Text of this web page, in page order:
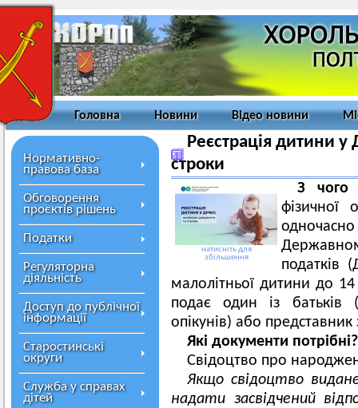
Головна Новини Відео новини
Нормативно-
правова база
Обговорення
проєктів рішень
Податки
Регуляторна
діяльність
Доступ до публічної
інформації
Старостинські
округи
Служба у справах
дітей
Реєстрація дитини
строки
натисніть для
збільшення
З чого
податків
малолітньої дитини до
подає один із батьків
опікунів) або представник
Які документи потрібні?
Свідоцтво про
Якщо свідоцтво
надати засвідчений